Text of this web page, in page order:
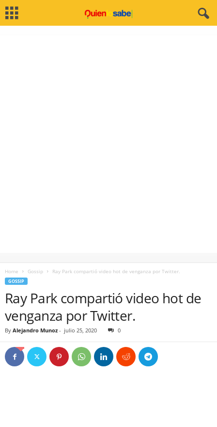
Home Gossip Ray Park compartió video hot de venganza por Twitter.
GOSSIP
Ray Park compartió video hot de
venganza por Twitter.
By Alejandro Munoz - julio 25, 2020 0